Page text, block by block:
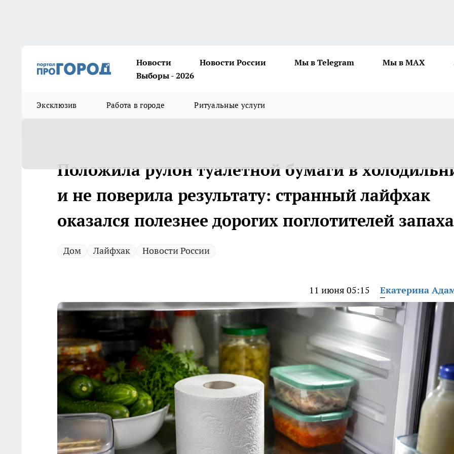
Новости Новости России Мы в Telegram Мы в MAX
Выборы - 2026
Эксклюзив Работа в городе Ритуальные услуги
Положила рулон туалетной бумаги в
и не поверила результату: странный лайфхак
оказался полезнее дорогих поглотителей запаха
Дом Лайфхак Новости России
11 июня 05:15 Екатерина